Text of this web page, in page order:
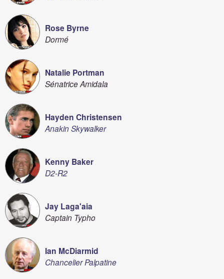
Rose Byrne
Dormé
Natalie Portman
Sénatrice Amidala
Hayden Christensen
Anakin Skywalker
Kenny Baker
D2-R2
Jay Laga'aia
Captain Typho
Ian McDiarmid
Chancelier Palpatine